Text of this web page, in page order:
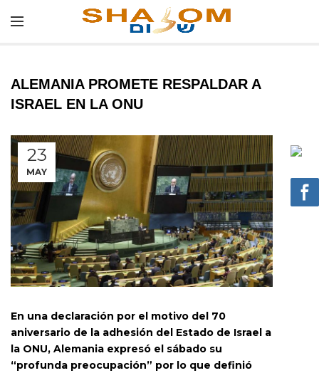
ALEMANIA PROMETE RESPALDAR A
ISRAEL EN LA ONU
23
MAY
En una declaración por el motivo del 70
aniversario de la adhesión del Estado de Israel a
la ONU, Alemania expresó el sábado su
“profunda preocupación” por lo que definió